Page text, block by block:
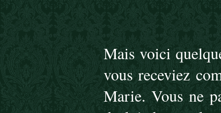
Mais voici
vous receviez
Marie. Vous ne